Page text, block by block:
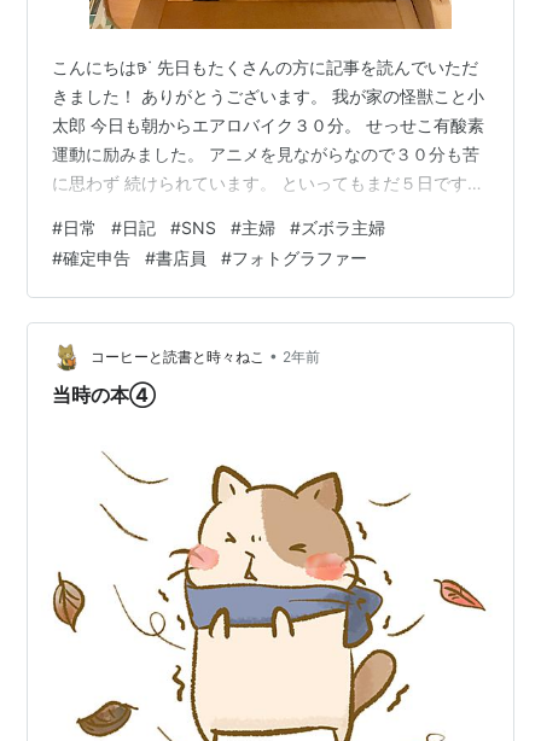
こんにちは𖠚ᐝ 先日もたくさんの方に記事を読んでいただ
きました！ ありがとうございます。 我が家の怪獣こと小
太郎 今日も朝からエアロバイク３０分。 せっせこ有酸素
運動に励みました。 アニメを見ながらなので３０分も苦
に思わず 続けられています。 といってもまだ５日です
はすっごくマクドナルドのシャカシャカポテトが 食べた
くなったのですが、 なんとか買いにいかず、 ちょっとし
たおつまみで お腹を満たしました←食べてる マクドナル
ドよりマシなはず。 こんなに完食をしていたら 痩せられ
るわけないのですが、 やめられぬ・・・。 でも、生理前
だから仕方が…
#日常 #日記 #SNS #主婦 #ズボラ主婦
#確定申告 #書店員 #フォトグラファー
コーヒーと読書と時々ねこ • 2年前
当時の本④